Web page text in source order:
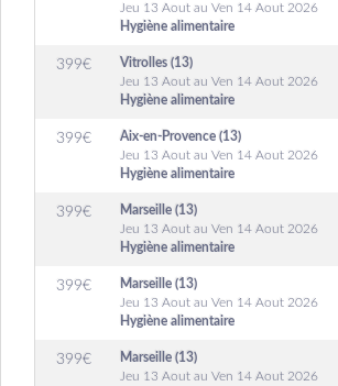
Jeu 13 Aout au Ven 14 Aout 2026
Hygiène alimentaire
399€
Vitrolles (13)
Jeu 13 Aout au Ven 14 Aout 2026
Hygiène alimentaire
399€
Aix-en-Provence (13)
Jeu 13 Aout au Ven 14 Aout 2026
Hygiène alimentaire
399€
Marseille (13)
Jeu 13 Aout au Ven 14 Aout 2026
Hygiène alimentaire
399€
Marseille (13)
Jeu 13 Aout au Ven 14 Aout 2026
Hygiène alimentaire
399€
Marseille (13)
Jeu 13 Aout au Ven 14 Aout 2026